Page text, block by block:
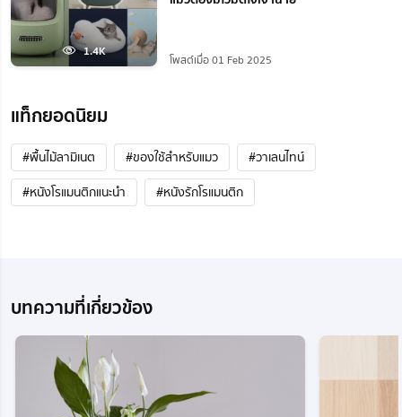
1.4K
โพสต์เมื่อ 01 Feb 2025
แท็กยอดนิยม
#พื้นไม้ลามิเนต #ของใช้สำหรับแมว
#วาเลนไทน์
#หนังโรแมนติกแนะนํา
#หนังรักโรแมนติก
บทความที่เกี่ยวข้อง